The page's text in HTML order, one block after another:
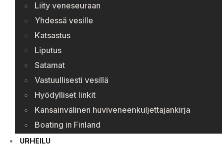
Liity veneseuraan
Yhdessä vesille
Katsastus
Liputus
Satamat
Vastuullisesti vesillä
Hyödylliset linkit
Kansainvälinen huviveneenkuljettajankirja
Boating in Finland
URHEILU